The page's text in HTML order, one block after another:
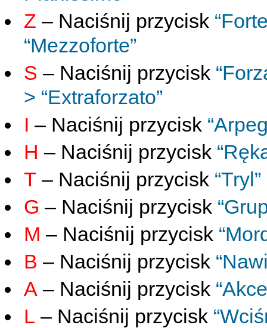
Z – Naciśnij przycisk
“Mezzoforte”
S – Naciśnij przycisk
> “Extraforzato”
I – Naciśnij przycisk
H – Naciśnij przycisk
T – Naciśnij przycisk “Tryl”
G – Naciśnij przycisk
M – Naciśnij przycisk
B – Naciśnij przycisk
A – Naciśnij przycisk
L – Naciśnij przycisk